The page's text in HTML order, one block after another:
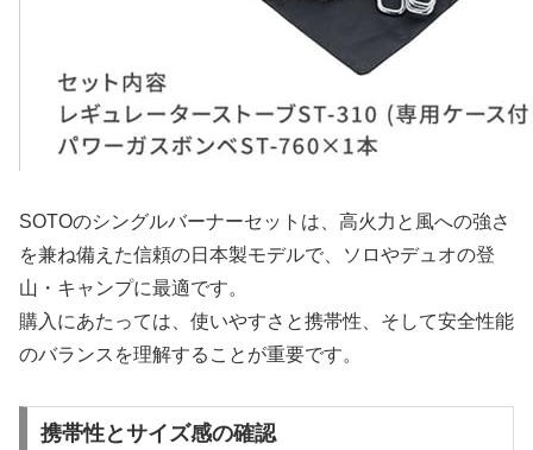
SOTOのシングルバーナーセットは、高火力と風への強さ
を兼ね備えた信頼の日本製モデルで、ソロやデュオの登
山・キャンプに最適です。
購入にあたっては、使いやすさと携帯性、そして安全性能
のバランスを理解することが重要です。
携帯性とサイズ感の確認